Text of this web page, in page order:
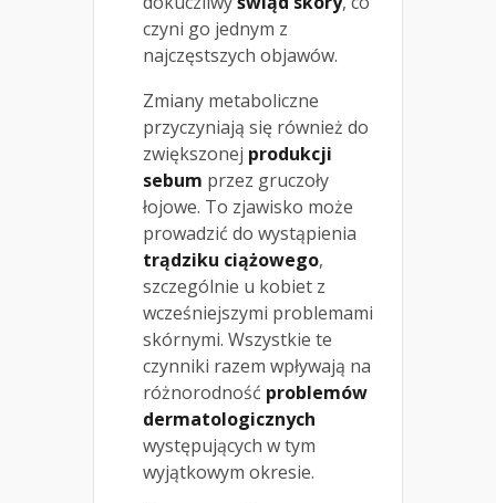
czyni go jednym z
najczęstszych objawów.
Zmiany metaboliczne
przyczyniają się również do
zwiększonej produkcji
sebum przez gruczoły
łojowe. To zjawisko może
prowadzić do wystąpienia
trądziku ciążowego,
szczególnie u kobiet z
wcześniejszymi problemami
skórnymi. Wszystkie te
czynniki razem wpływają na
różnorodność problemów
dermatologicznych
występujących w tym
wyjątkowym okresie.